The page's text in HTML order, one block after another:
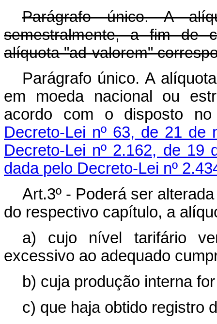
Parágrafo único. A
semestralmente, a fim de
alíquota "ad-valorem"
Parágrafo único. A
em moeda nacional ou
acordo com o disposto
Decreto-Lei nº 63, de 21 de
Decreto-Lei nº 2.162, de 19
dada pelo Decreto-Lei nº
Art.3º - Poderá ser
do respectivo capítulo, a
a) cujo nível tarifário
excessivo ao adequado
b) cuja produção interna
c) que haja obtido registro